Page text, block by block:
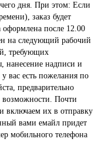
дня. При этом: Если
заказ будет
после 12.00
на следующий рабочий
требующих
нанесение надписи и
вас есть пожелания по
предварительно
возможности. Почти
включаем их в отправку
вами емайл придет
мобильного телефона